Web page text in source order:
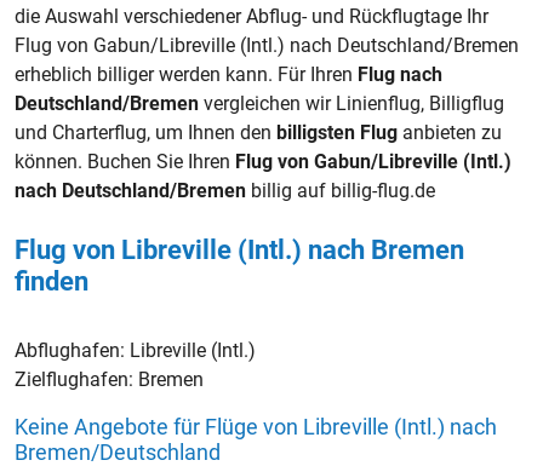
die Auswahl verschiedener Abflug- und Rückflugtage Ihr
Flug von Gabun/Libreville (Intl.) nach Deutschland/Bremen
erheblich billiger werden kann. Für Ihren Flug nach
Deutschland/Bremen vergleichen wir Linienflug, Billigflug
und Charterflug, um Ihnen den billigsten Flug anbieten zu
können. Buchen Sie Ihren Flug von Gabun/Libreville (Intl.)
nach Deutschland/Bremen billig auf billig-flug.de
Flug von Libreville (Intl.) nach Bremen
finden
Abflughafen: Libreville (Intl.)
Zielflughafen: Bremen
Keine Angebote für Flüge von Libreville (Intl.) nach
Bremen/Deutschland